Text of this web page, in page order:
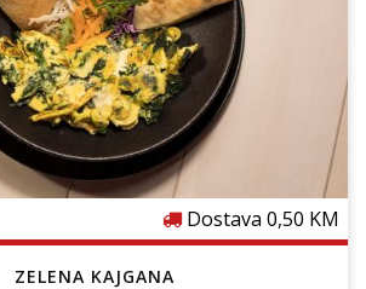
Dostava 0,50 KM
ZELENA KAJGANA